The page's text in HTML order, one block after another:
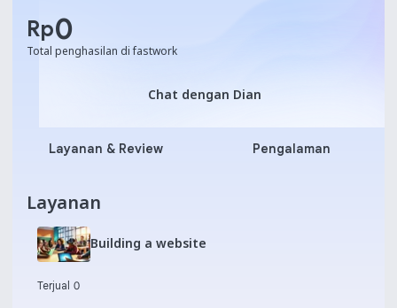
Rp0
Total penghasilan di fastwork
Chat dengan Dian
Chat dengan Dian
Layanan & Review Pengalaman
Layanan
Building a website
Terjual 0